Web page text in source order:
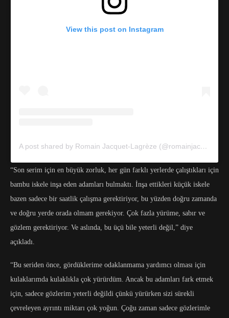
View this post on Instagram
A post shared by Romain Jacquet-Lagrèze (@romainjacquetlagreze)
“Son serim için en büyük zorluk, her gün farklı yerlerde çalıştıkları için
bambu iskele inşa eden adamları bulmaktı. İnşa ettikleri küçük iskele
bazen sadece bir saatlik çalışma gerektiriyor, bu yüzden doğru zamanda
ve doğru yerde orada olmam gerekiyor. Çok fazla yürüme, sabır ve
gözlem gerektiriyor. Ve aslında, bu üçü bile yeterli değil,” diye
açıkladı.
“Bu seriden önce, gördüklerime odaklanmama yardımcı olması için
kulaklarımda kulaklıkla çok yürürdüm. Ancak bu adamları fark etmek
için, sadece gözlerim yeterli değildi çünkü yürürken sizi sürekli
çevreleyen ayrıntı miktarı çok yoğun. Çoğu zaman sadece gözlerimle